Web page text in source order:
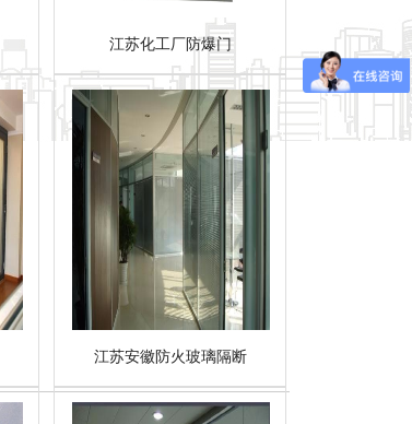
江苏化工厂防爆门
江苏安徽防火玻璃隔断